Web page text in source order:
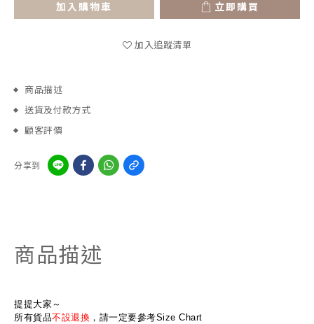
加入購物車 立即購買
加入追蹤清單
商品描述
送貨及付款方式
顧客評價
分享到
商品描述
提提大家～
所有貨品不設退換 ，請一定要參考Size Chart